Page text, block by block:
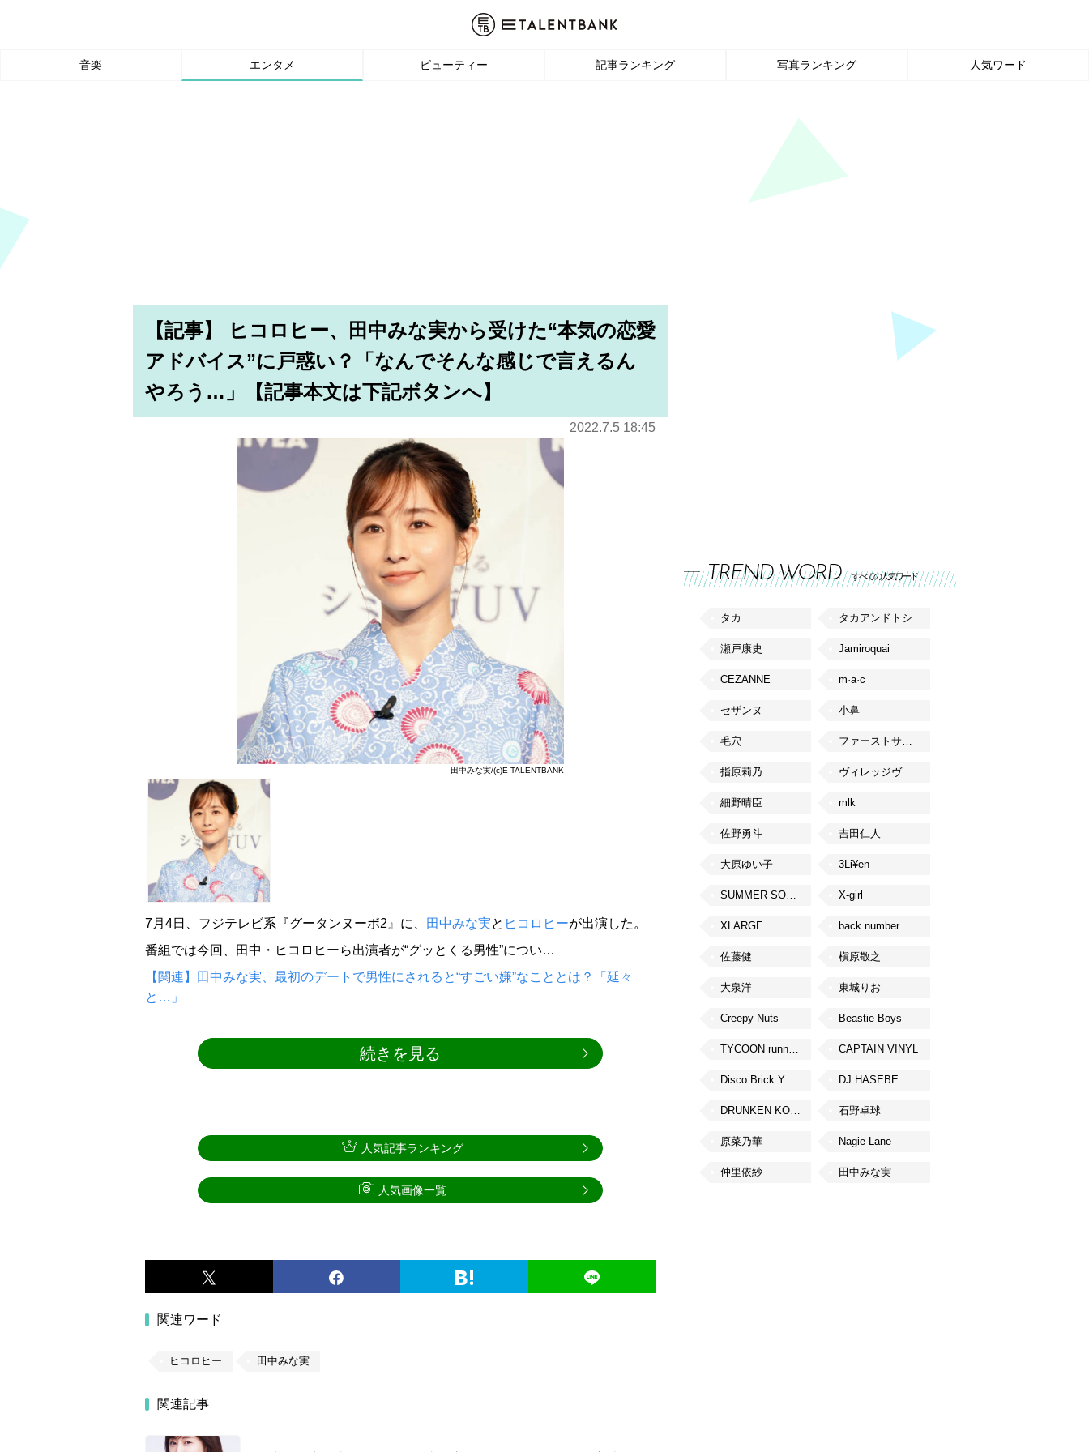
音楽 エンタメ ビューティー 記事ランキング 写真ランキング 人気ワード
【記事】 ヒコロヒー、田中みな実から受けた“本気の恋愛
アドバイス”に戸惑い？「なんでそんな感じで言えるん
やろう…」【記事本文は下記ボタンへ】
2022.7.5 18:45
田中みな実/(c)E-TALENTBANK
7月4日、フジテレビ系『グータンヌーボ2』に、 田中みな実と ヒコロヒーが出演した。
番組では今回、田中・ヒコロヒーら出演者が“グッとくる男性”につい…
【関連】田中みな実、最初のデートで男性にされると“すごい嫌”なこととは？「延々
と…」
続きを見る
関連ワード
ヒコロヒー 田中みな実
関連記事
人気記事ランキング
人気画像一覧
TREND WORD すべての人気ワード
タカ タカアンドトシ
瀬戸康史 Jamiroquai
CEZANNE m·a·c
セザンヌ 小鼻
毛穴 ファーストサマーウイカ
指原莉乃 ヴィレッジヴァンガード
細野晴臣 mlk
佐野勇斗 吉田仁人
大原ゆい子 3Li¥en
SUMMER SONIC X-girl
XLARGE back number
佐藤健 槇原敬之
大泉洋 東城りお
Creepy Nuts Beastie Boys
TYCOON running CAPTAIN VINYL
Disco Brick YOKOHAMA DJ HASEBE
DRUNKEN KONG 石野卓球
原菜乃華 Nagie Lane
仲里依紗 田中みな実